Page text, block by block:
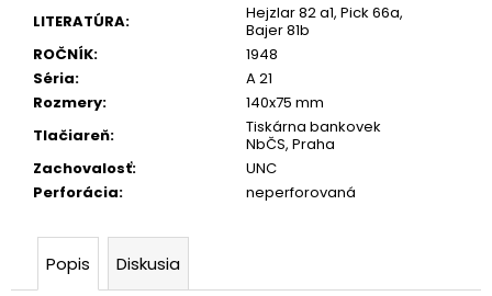
LITERATÚRA:
Hejzlar 82 a1, Pick 66a,
Bajer 81b
ROČNÍK:
1948
Séria:
A 21
Rozmery:
140x75 mm
Tlačiareň:
Tiskárna bankovek
NbČS, Praha
Zachovalosť:
UNC
Perforácia: neperforovaná
Popis Diskusia
SLOVENSKO
20
EURO
2002
SÉRIA
€70